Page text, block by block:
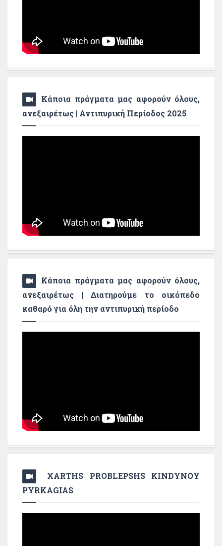
Κάποια πράγματα μας αφορούν όλους,
ανεξαιρέτως | Αντιπυρική Περίοδος 2025
Κάποια πράγματα μας αφορούν όλους,
ανεξαιρέτως | Διατηρούμε το οικόπεδο
καθαρό για όλη την αντιπυρική περίοδο
XARTHS PROBLEPSHS KINDYNOY
PYRKAGIAS